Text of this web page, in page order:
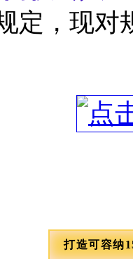
定，现
打造可容纳